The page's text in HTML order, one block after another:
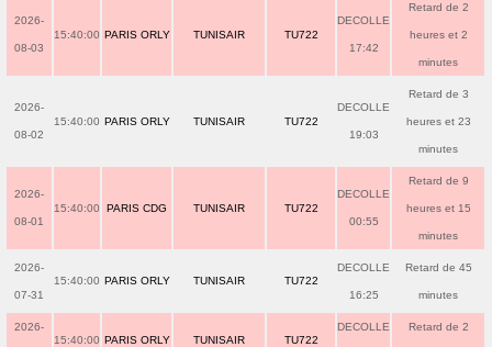
2026-
08-03
15:40:00 PARIS ORLY TUNISAIR TU722
DECOLLE
17:42
Retard de 2
heures et 2
minutes
2026-
08-02
15:40:00 PARIS ORLY TUNISAIR TU722
DECOLLE
19:03
Retard de 3
heures et 23
minutes
2026-
08-01
15:40:00 PARIS CDG TUNISAIR TU722
DECOLLE
00:55
Retard de 9
heures et 15
minutes
2026-
07-31
15:40:00 PARIS ORLY TUNISAIR TU722
DECOLLE
16:25
Retard de 45
minutes
2026-
15:40:00 PARIS ORLY TUNISAIR TU722
DECOLLE Retard de 2